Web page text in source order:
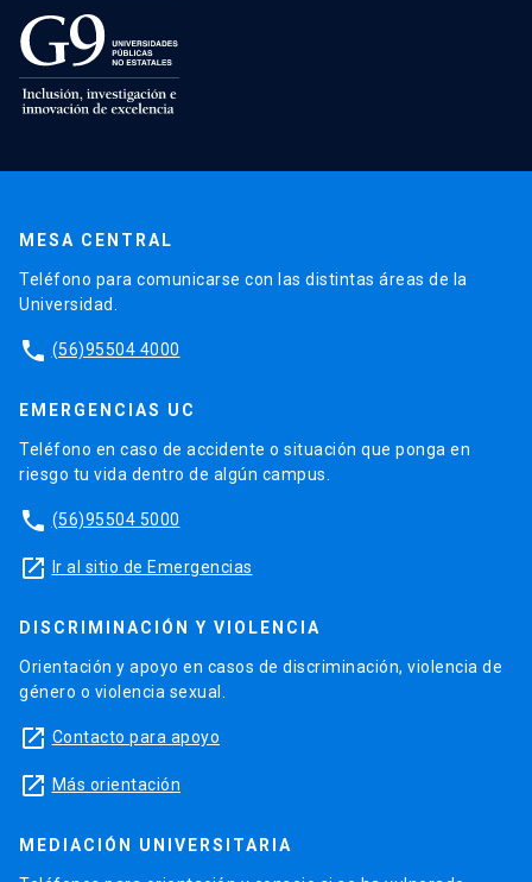
MESA CENTRAL
Teléfono para comunicarse con las distintas áreas de la
Universidad.
phone (56)95504 4000
EMERGENCIAS UC
Teléfono en caso de accidente o situación que ponga en
riesgo tu vida dentro de algún campus.
phone (56)95504 5000
launch Ir al sitio de Emergencias
DISCRIMINACIÓN Y VIOLENCIA
Orientación y apoyo en casos de discriminación, violencia de
género o violencia sexual.
launch Contacto para apoyo
launch Más orientación
MEDIACIÓN UNIVERSITARIA